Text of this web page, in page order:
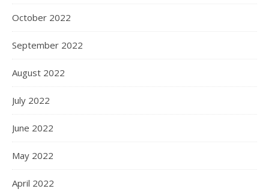
October 2022
September 2022
August 2022
July 2022
June 2022
May 2022
April 2022